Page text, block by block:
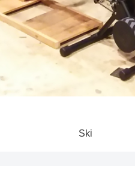
Ski